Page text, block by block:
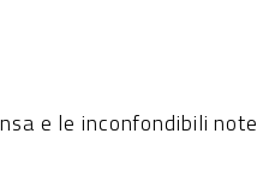
e le inconfondibili note